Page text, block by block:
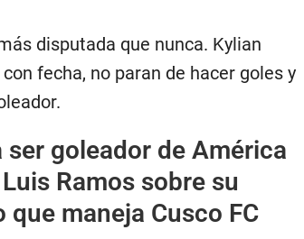
disputada que nunca. Kylian
fecha, no paran de hacer goles y
ser goleador de América
Ramos sobre su
maneja Cusco FC